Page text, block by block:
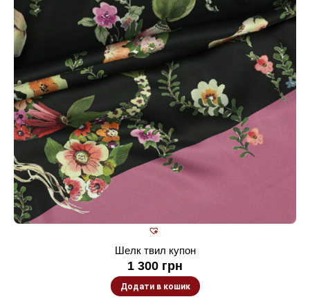
Шелк твил купон
1 300 грн
Додати в кошик